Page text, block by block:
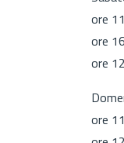
ore
ore
ore
ore